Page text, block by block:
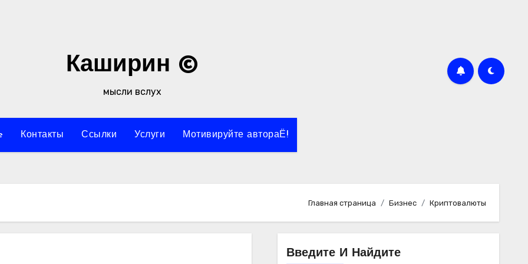
Каширин ©
мысли вслух
Контакты Ссылки Услуги Мотивируйте автораЁ!
Главная страница Бизнес Криптовалюты
Введите И Найдите